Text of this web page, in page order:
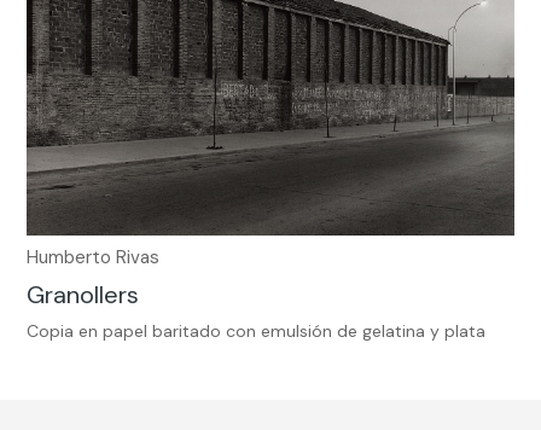
Humberto Rivas
Granollers
Copia en papel baritado con emulsión de gelatina y plata